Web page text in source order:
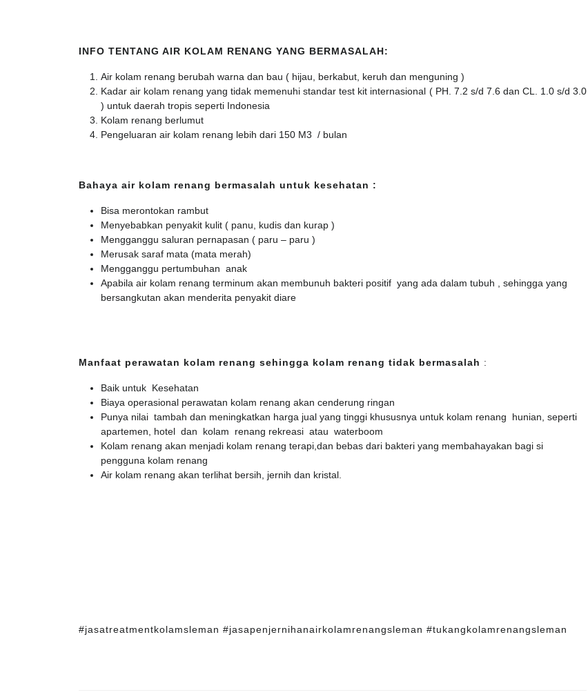
INFO TENTANG AIR KOLAM RENANG YANG BERMASALAH:
Air kolam renang berubah warna dan bau ( hijau, berkabut, keruh dan menguning )
Kadar air kolam renang yang tidak memenuhi standar test kit internasional ( PH. 7.2 s/d 7.6 dan CL. 1.0 s/d 3.0
) untuk daerah tropis seperti Indonesia
Kolam renang berlumut
Pengeluaran air kolam renang lebih dari 150 M3 / bulan
Bahaya air kolam renang bermasalah untuk kesehatan :
Bisa merontokan rambut
Menyebabkan penyakit kulit ( panu, kudis dan kurap )
Mengganggu saluran pernapasan ( paru – paru )
Merusak saraf mata (mata merah)
Mengganggu pertumbuhan anak
Apabila air kolam renang terminum akan membunuh bakteri positif yang ada dalam tubuh , sehingga yang
bersangkutan akan menderita penyakit diare
Manfaat perawatan kolam renang sehingga kolam renang tidak bermasalah :
Baik untuk Kesehatan
Biaya operasional perawatan kolam renang akan cenderung ringan
Punya nilai tambah dan meningkatkan harga jual yang tinggi khususnya untuk kolam renang hunian, seperti
apartemen, hotel dan kolam renang rekreasi atau waterboom
Kolam renang akan menjadi kolam renang terapi,dan bebas dari bakteri yang membahayakan bagi si
pengguna kolam renang
Air kolam renang akan terlihat bersih, jernih dan kristal.
#jasatreatmentkolamsleman #jasapenjernihanairkolamrenangsleman #tukangkolamrenangsleman